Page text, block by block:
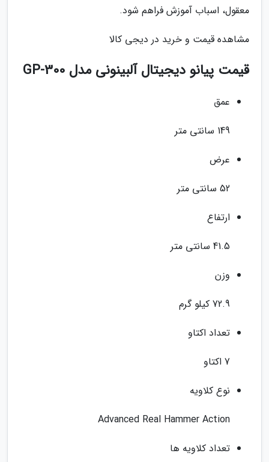
معقول، اسباب آموزش فراهم شود.
مشاهده قیمت و خرید در دیجی کالا
قیمت پیانو دیجیتال آلبینونی مدل GP-300
عمق
149 سانتی متر
عرض
52 سانتی متر
ارتفاع
41.5 سانتی متر
وزن
72.9 کیلو گرم
تعداد اکتاو
7 اکتاو
نوع کلاویه
Advanced Real Hammer Action
تعداد کلاویه ها